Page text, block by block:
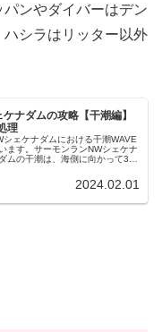
ンやダイバーはデン
シラはリッター以外
ナダムの攻略【干潮編】
理
シェケナダムにおける干潮WAVE
ます。サーモンランNWシェケナ
ムの干潮は、海側に向かって3方
2024.02.01